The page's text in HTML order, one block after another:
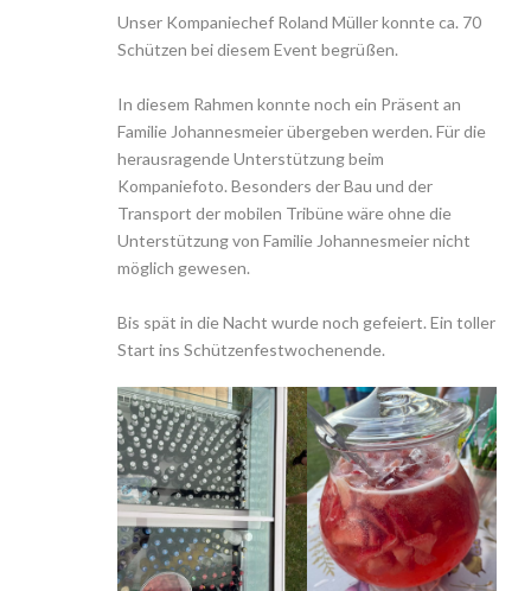
Unser Kompaniechef Roland Müller konnte ca. 70
Schützen bei diesem Event begrüßen.
In diesem Rahmen konnte noch ein Präsent an
Familie Johannesmeier übergeben werden. Für die
herausragende Unterstützung beim
Kompaniefoto. Besonders der Bau und der
Transport der mobilen Tribüne wäre ohne die
Unterstützung von Familie Johannesmeier nicht
möglich gewesen.
Bis spät in die Nacht wurde noch gefeiert. Ein toller
Start ins Schützenfestwochenende.